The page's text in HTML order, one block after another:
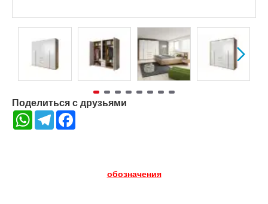
Поделиться с друзьями
WhatsAppTelegram
обозначения